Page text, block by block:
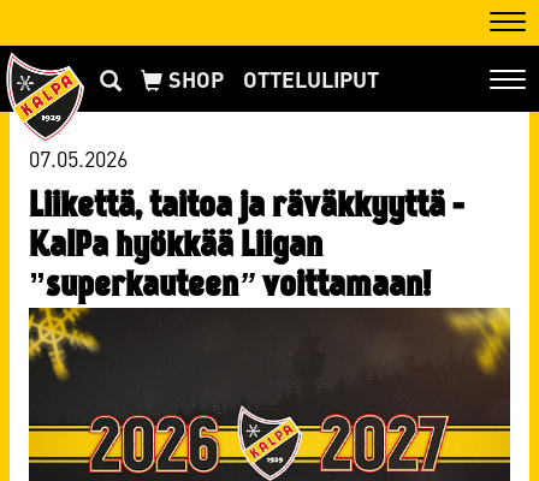
OTTELULIPUT
07.05.2026
Liikettä, taitoa ja räväkkyyttä -
KalPa hyökkää Liigan
”superkauteen”voittamaan!